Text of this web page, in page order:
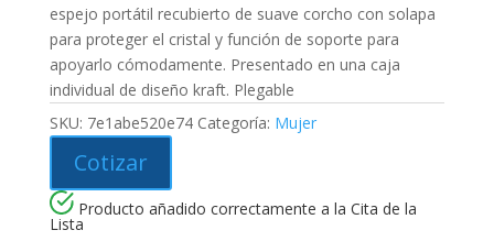
espejo portátil recubierto de suave corcho con solapa
para proteger el cristal y función de soporte para
apoyarlo cómodamente. Presentado en una caja
individual de diseño kraft. Plegable
SKU: 7e1abe520e74 Categoría: Mujer
Cotizar
Producto añadido correctamente a la Cita de la
Lista